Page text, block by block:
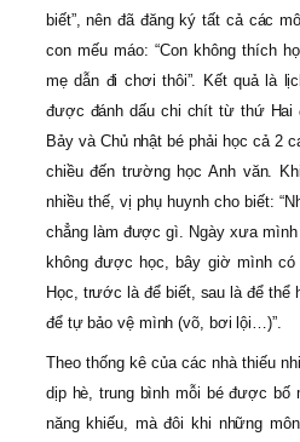
biết”, nên đã đăng ký tất cả các
con mếu máo: “Con không thích
mẹ dẫn đi chơi thôi”. Kết quả là
được đánh dấu chi chít từ thứ Hai
Bảy và Chủ nhật bé phải học cả 2
chiều đến trường học Anh văn.
nhiều thế, vị phụ huynh cho biết:
chẳng làm được gì. Ngày xưa
không được học, bây giờ mình
Học, trước là để biết, sau là để
để tự bảo vệ mình (võ, bơi lội…)”.
Theo thống kê của các nhà thiếu
dịp hè, trung bình mỗi bé được bố
năng khiếu, mà đôi khi những